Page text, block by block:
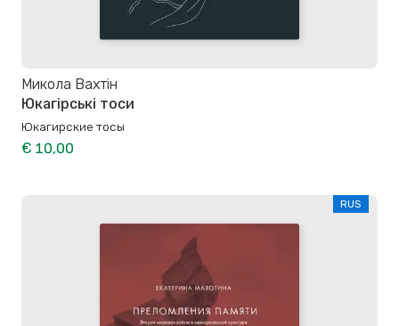
Микола Вахтін
Юкагірські тоси
Юкагирские тосы
€ 10,00
RUS